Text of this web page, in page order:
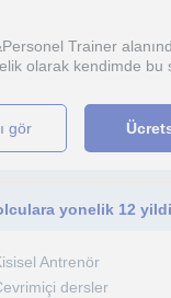
Trainer
olarak kendimde bu
gör
Antrenör
dersler